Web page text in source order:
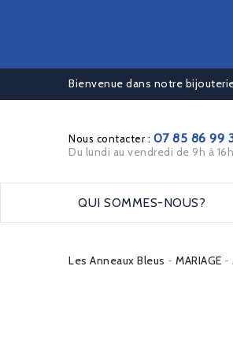
Bienvenue dans notre
Nous contacter : 07 85 86 99
Du lundi au vendredi de 9h à 16h
QUI SOMMES-NOUS?
Les Anneaux Bleus MARIAGE